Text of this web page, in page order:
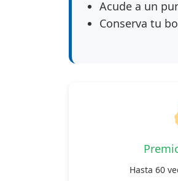
Acude a un
Conserva tu
Hasta 60